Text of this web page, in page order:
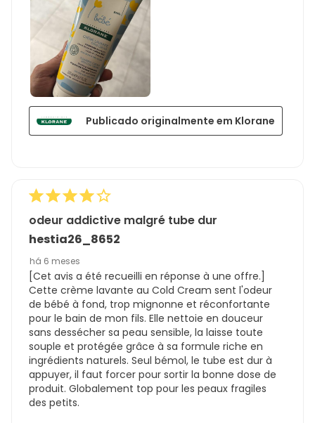
Publicado originalmente em Klorane
odeur addictive malgré tube dur
hestia26_8652
há 6 meses
[Cet avis a été recueilli en réponse à une offre.]
Cette crème lavante au Cold Cream sent l'odeur
de bébé à fond, trop mignonne et réconfortante
pour le bain de mon fils. Elle nettoie en douceur
sans dessécher sa peau sensible, la laisse toute
souple et protégée grâce à sa formule riche en
ingrédients naturels. Seul bémol, le tube est dur à
appuyer, il faut forcer pour sortir la bonne dose de
produit. Globalement top pour les peaux fragiles
des petits.